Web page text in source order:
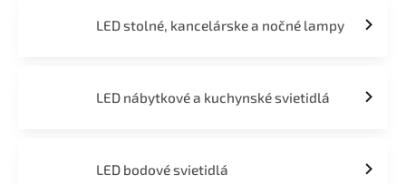
LED stolné, kancelárske a nočné lampy
LED nábytkové a kuchynské svietidlá
LED bodové svietidlá